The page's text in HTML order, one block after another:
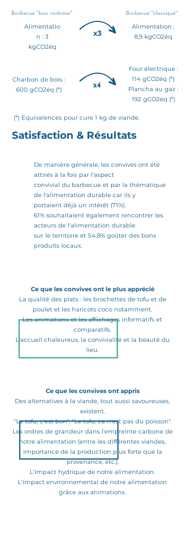
Barbecue "bas carbone"
Alimentatio
n : 3
kgCO2éq
Barbecue "classique"
Alimentation :
8,9 kgCO2éq
x3
Charbon de bois :
600 gCO2éq (*)
x4
Four électrique :
114 gCO2éq (*)
Plancha au gaz :
192 gCO2éq (*)
(*) Equivalences pour cure 1 kg de viande.
Satisfaction & Résultats
De manière générale, les convives ont été
attirés à la fois par l'aspect
convivial du barbecue et par la thématique
de l'alimentation durable car ils y
portaient déjà un intérêt (71%).
61% souhaitaient également rencontrer les
acteurs de l'alimentation durable
sur le territoire et 54,8% goûter des bons
produits locaux.
Ce que les convives ont le plus apprécié
La qualité des plats : les brochettes de tofu et de
poulet et les haricots coco notamment.
Les animations et les affichages informatifs et
comparatifs.
L'accueil chaleureux, la convivialité et la beauté du
lieu.
Ce que les convives ont appris
Des alternatives à la viande, tout aussi savoureuses,
existent.
"Le tofu, c'est bon", "Le tofu, ce n'est pas du poisson".
Les ordres de grandeur dans l'empreinte carbone de
notre alimentation (entre les différentes viandes,
importance de la production plus forte que la
provenance, etc.).
L'impact hydrique de notre alimentation.
L'impact environnemental de notre alimentation
grâce aux animations.